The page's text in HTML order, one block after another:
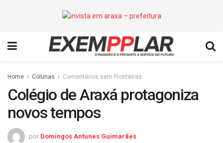
Home Colunas Comentários sem Fronteiras
Colégio de Araxá protagoniza
novos tempos
por Domingos Antunes Guimarães